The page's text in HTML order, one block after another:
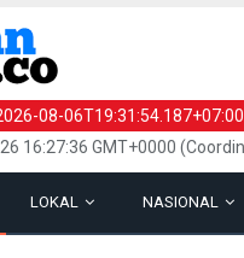
08-06T19:31:54.187+07:00
16:27:36 GMT+0000
LOKAL NASIONAL